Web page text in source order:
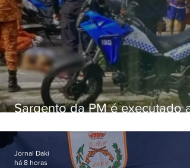
Sargento da PM é executado a
em Vaz Lobo
Jornal Daki
há 8 horas